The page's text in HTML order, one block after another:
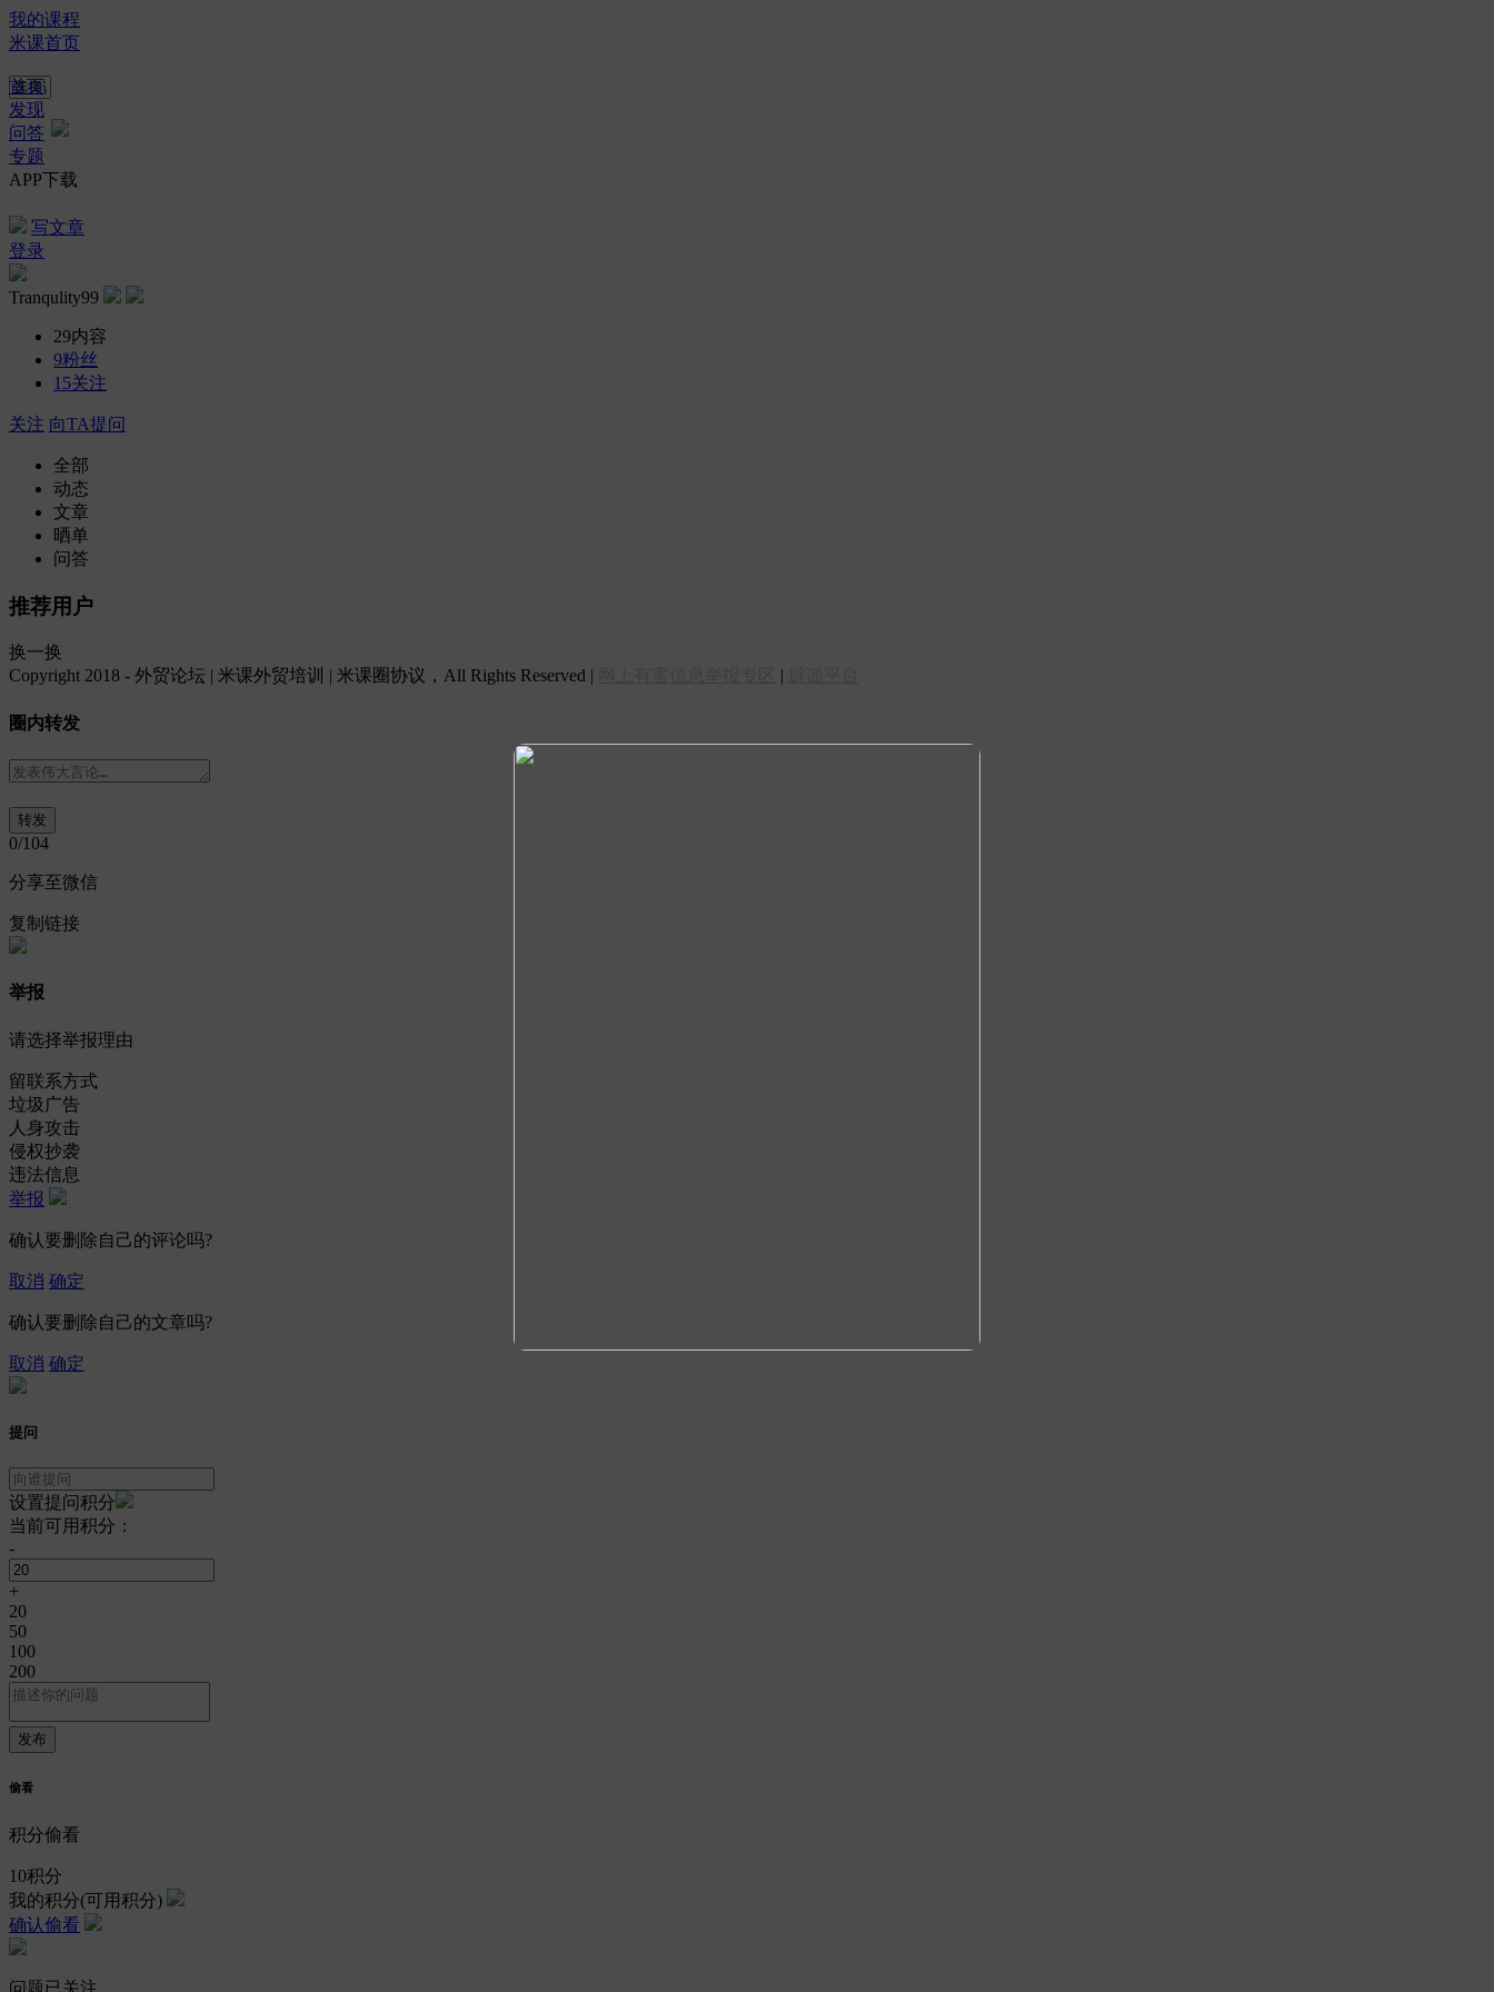
我的课程
米课首页
首页
发现
问答
专题
APP下载
写文章
登录
Tranqulity99
29内容
9粉丝
15关注
关注 向TA提问
全部
动态
文章
晒单
问答
推荐用户
换一换
Copyright 2018 - 外贸论坛 | 米课外贸培训 | 米课圈协议，All Rights Reserved |
|
圈内转发
0/104
分享至微信
复制链接
举报
请选择举报理由
留联系方式
垃圾广告
人身攻击
侵权抄袭
违法信息
举报
确认要删除自己的评论吗?
取消 确定
确认要删除自己的文章吗?
取消 确定
提问
设置提问积分
当前可用积分：
-
+
20
50
100
200
偷看
积分偷看
10积分
我的积分(可用积分)
确认偷看
问题已关注